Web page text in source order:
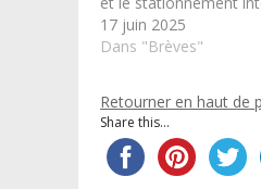
17 juin 2025
Dans "Brèves"
Retourner en haut de
Share this...